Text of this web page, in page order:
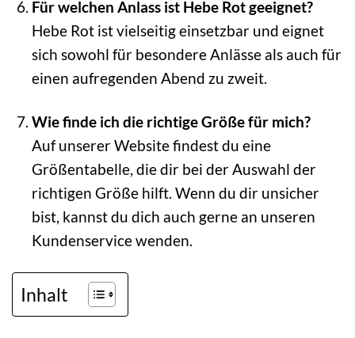
Für welchen Anlass ist Hebe Rot geeignet?
Hebe Rot ist vielseitig einsetzbar und eignet
sich sowohl für besondere Anlässe als auch für
einen aufregenden Abend zu zweit.
Wie finde ich die richtige Größe für mich?
Auf unserer Website findest du eine
Größentabelle, die dir bei der Auswahl der
richtigen Größe hilft. Wenn du dir unsicher
bist, kannst du dich auch gerne an unseren
Kundenservice wenden.
Inhalt